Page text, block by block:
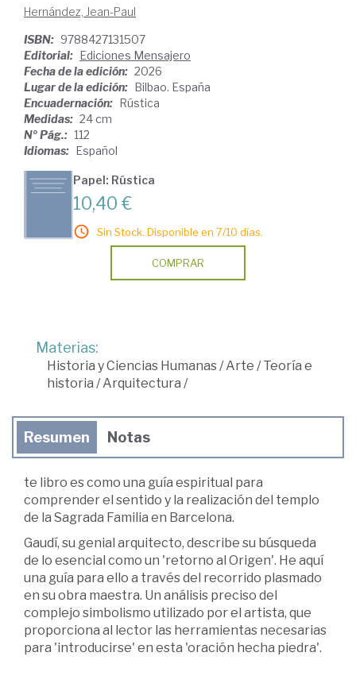
Hernández, Jean-Paul
ISBN: 9788427131507
Editorial: Ediciones Mensajero
Fecha de la edición: 2026
Lugar de la edición: Bilbao. España
Encuadernación: Rústica
Medidas: 24 cm
Nº Pág.: 112
Idiomas: Español
Papel: Rústica
10,40 €
Sin Stock. Disponible en 7/10 días.
COMPRAR
Materias:
Historia y Ciencias Humanas/Arte /Teoría e
historia /Arquitectura /
Resumen Notas
te libro es como una guía espiritual para
comprender el sentido y la realización del templo
de la Sagrada Familia en Barcelona.
Gaudí, su genial arquitecto, describe su búsqueda
de lo esencial como un 'retorno al Origen'. He aquí
una guía para ello a través del recorrido plasmado
en su obra maestra. Un análisis preciso del
complejo simbolismo utilizado por el artista, que
proporciona al lector las herramientas necesarias
para 'introducirse' en esta 'oración hecha piedra'.